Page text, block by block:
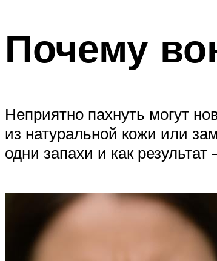
Почему
Неприятно пахнуть могут
из натуральной кожи или
одни запахи и как